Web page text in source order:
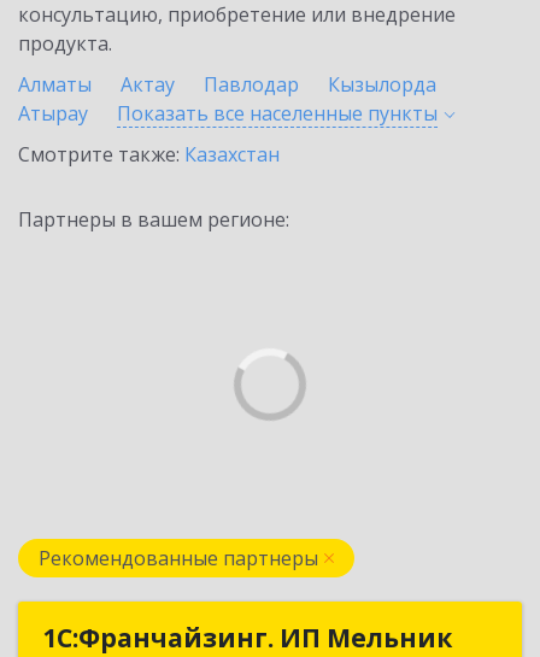
консультацию, приобретение или внедрение
продукта.
Алматы
Актау Павлодар
Кызылорда
Атырау
Показать все населенные пункты
Смотрите также: Казахстан
Партнеры в вашем регионе:
Рекомендованные партнеры
1С:Франчайзинг. ИП Мельник
1С:Франчайзинг. ИП Мельник